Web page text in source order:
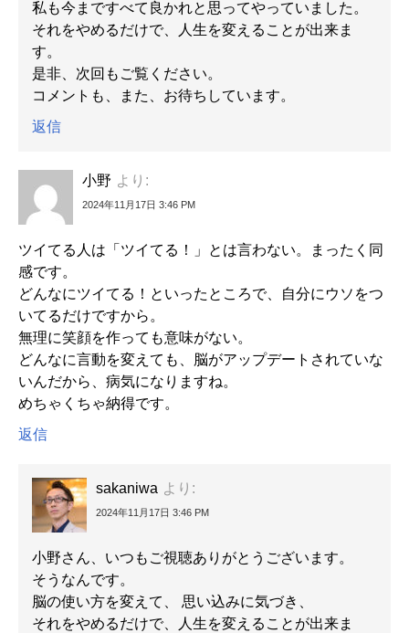
私も今まですべて良かれと思ってやっていました。
それをやめるだけで、人生を変えることが出来ま
す。
是非、次回もご覧ください。
コメントも、また、お待ちしています。
返信
小野 より:
2024年11月17日 3:46 PM
ツイてる人は「ツイてる！」とは言わない。まったく同
感です。
どんなにツイてる！といったところで、自分にウソをつ
いてるだけですから。
無理に笑顔を作っても意味がない。
どんなに言動を変えても、脳がアップデートされていな
いんだから、病気になりますね。
めちゃくちゃ納得です。
返信
sakaniwa より:
2024年11月17日 3:46 PM
小野さん、いつもご視聴ありがとうございます。
そうなんです。
脳の使い方を変えて、 思い込みに気づき、
それをやめるだけで、人生を変えることが出来ま